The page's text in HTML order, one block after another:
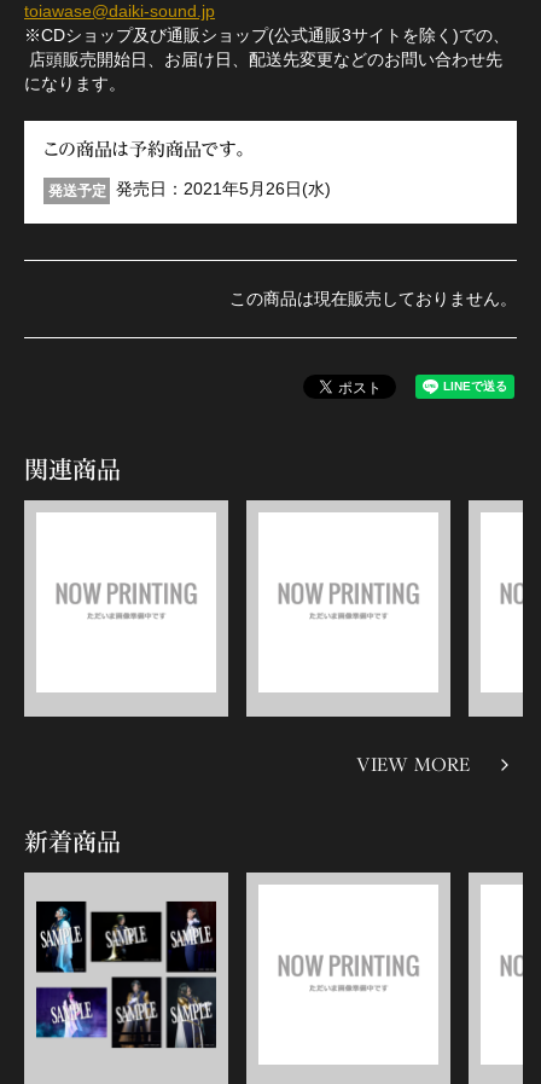
toiawase@daiki-sound.jp
※CDショップ及び通販ショップ(公式通販3サイトを除く)での、
店頭販売開始日、お届け日、配送先変更などのお問い合わせ先
になります。
この商品は予約商品です。
発送予定 発売日：2021年5月26日(水)
この商品は現在販売しておりません。
関連商品
VIEW MORE
新着商品